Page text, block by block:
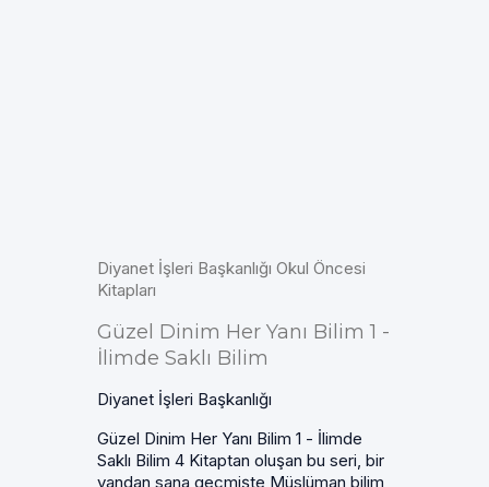
Diyanet İşleri Başkanlığı Okul Öncesi
Kitapları
Güzel Dinim Her Yanı Bilim 1 -
İlimde Saklı Bilim
Diyanet İşleri Başkanlığı
Güzel Dinim Her Yanı Bilim 1 - İlimde
Saklı Bilim 4 Kitaptan oluşan bu seri, bir
yandan sana geçmişte Müslüman bilim